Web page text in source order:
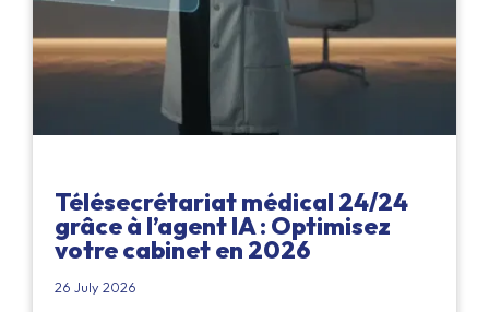
Télésecrétariat médical 24/24
grâce à l’agent IA : Optimisez
votre cabinet en 2026
26 July 2026